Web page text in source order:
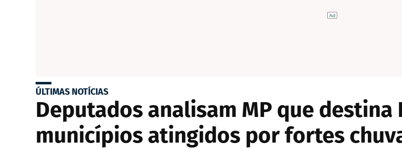
ÚLTIMAS NOTÍCIAS
Deputados analisam MP que destina
municípios atingidos por fortes